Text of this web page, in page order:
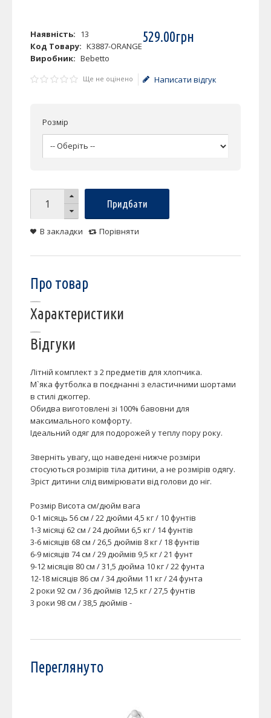
Наявність: 13
Код Товару: K3887-ORANGE
Виробник: Bebetto
529.00грн
Ще не оцінено Написати відгук
Розмір
Придбати
В закладки Порівняти
Про товар
Характеристики
Відгуки
Літній комплект з 2 предметів для хлопчика.
М`яка футболка в поєднанні з еластичними шортами
в стилі джоггер.
Обидва виготовлені зі 100% бавовни для
максимального комфорту.
Ідеальний одяг для подорожей у теплу пору року.
Зверніть увагу, що наведені нижче розміри
стосуються розмірів тіла дитини, а не розмірів одягу.
Зріст дитини слід вимірювати від голови до ніг.
Розмір Висота см/дюйм вага
0-1 місяць 56 см / 22 дюйми 4,5 кг / 10 фунтів
1-3 місяці 62 см / 24 дюйми 6,5 кг / 14 фунтів
3-6 місяців 68 см / 26,5 дюймів 8 кг / 18 фунтів
6-9 місяців 74 см / 29 дюймів 9,5 кг / 21 фунт
9-12 місяців 80 см / 31,5 дюйма 10 кг / 22 фунта
12-18 місяців 86 см / 34 дюйми 11 кг / 24 фунта
2 роки 92 см / 36 дюймів 12,5 кг / 27,5 фунтів
3 роки 98 см / 38,5 дюймів -
Переглянуто